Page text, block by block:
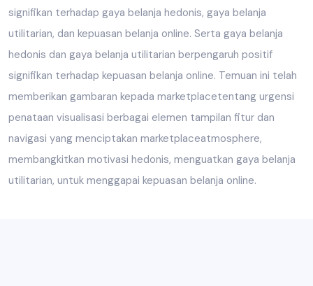
signifikan terhadap gaya belanja hedonis, gaya belanja
utilitarian, dan kepuasan belanja online. Serta gaya belanja
hedonis dan gaya belanja utilitarian berpengaruh positif
signifikan terhadap kepuasan belanja online. Temuan ini telah
memberikan gambaran kepada marketplacetentang urgensi
penataan visualisasi berbagai elemen tampilan fitur dan
navigasi yang menciptakan marketplaceatmosphere,
membangkitkan motivasi hedonis, menguatkan gaya belanja
utilitarian, untuk menggapai kepuasan belanja online.